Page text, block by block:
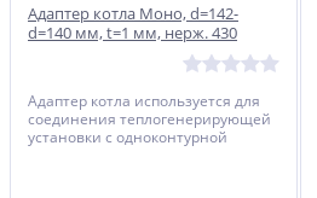
Адаптер котла Моно, d=142-
d=140 мм, t=1 мм, нерж. 430
Адаптер котла используется для
соединения теплогенерирующей
установки с одноконтурной